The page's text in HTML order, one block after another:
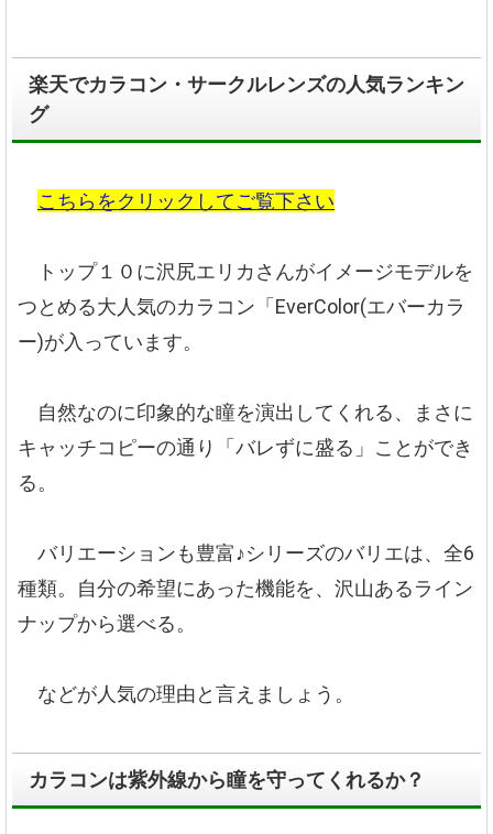
楽天でカラコン・サークルレンズの人気ランキン
グ
こちらをクリックしてご覧下さい
トップ１０に沢尻エリカさんがイメージモデルを
つとめる大人気のカラコン「EverColor(エバーカラ
ー)が入っています。
自然なのに印象的な瞳を演出してくれる、まさに
キャッチコピーの通り「バレずに盛る」ことができ
る。
バリエーションも豊富♪シリーズのバリエは、全6
種類。自分の希望にあった機能を、沢山あるライン
ナップから選べる。
などが人気の理由と言えましょう。
カラコンは紫外線から瞳を守ってくれるか？